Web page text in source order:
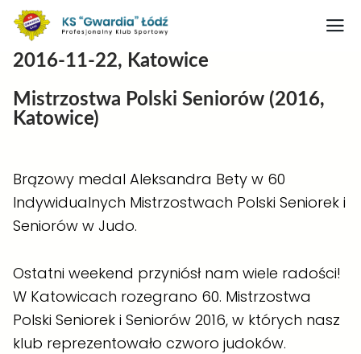
Nasz obiekt
Judo
Medaliści judo
Boks
Kontakt
Rodo
2016-11-22, Katowice
Mistrzostwa Polski Seniorów (2016,
Katowice)
Brązowy medal Aleksandra Bety w 60
Indywidualnych Mistrzostwach Polski Seniorek i
Seniorów w Judo.
Ostatni weekend przyniósł nam wiele radości!
W Katowicach rozegrano 60. Mistrzostwa
Polski Seniorek i Seniorów 2016, w których nasz
klub reprezentowało czworo judoków.